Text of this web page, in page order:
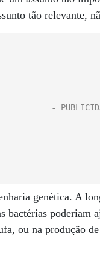
tão relevante,
genética. A
bactérias poderiam
ou na produção